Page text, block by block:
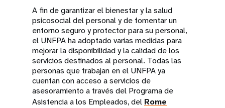
A fin de garantizar el bienestar y la salud
psicosocial del personal y de fomentar un
entorno seguro y protector para su personal,
el UNFPA ha adoptado varias medidas para
mejorar la disponibilidad y la calidad de los
servicios destinados al personal. Todas las
personas que trabajan en el UNFPA ya
cuentan con acceso a servicios de
asesoramiento a través del Programa de
Asistencia a los Empleados, del Rome